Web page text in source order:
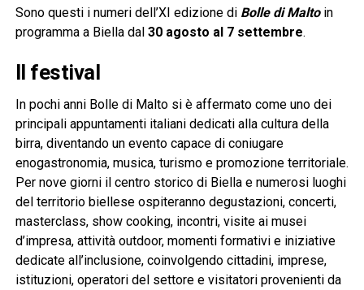
Sono questi i numeri dell’XI edizione di Bolle di Maltoin
programma a Biella dal 30 agosto al 7 settembre.
Il festival
In pochi anni Bolle di Malto si è affermato come uno dei
principali appuntamenti italiani dedicati alla cultura della
birra, diventando un evento capace di coniugare
enogastronomia, musica, turismo e promozione territoriale.
Per nove giorni il centro storico di Biella e numerosi luoghi
del territorio biellese ospiteranno degustazioni, concerti,
masterclass, show cooking, incontri, visite ai musei
d’impresa, attività outdoor, momenti formativi e iniziative
dedicate all’inclusione, coinvolgendo cittadini, imprese,
istituzioni, operatori del settore e visitatori provenienti da